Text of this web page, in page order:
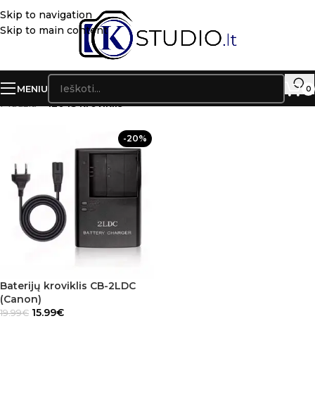
Skip to navigation
Skip to main content
MENIU 0
Pradžia»120 IS kroviklis
-20%
Baterijų kroviklis CB-2LDC
(Canon)
19.99€ 15.99€